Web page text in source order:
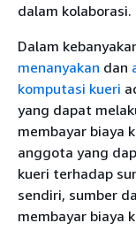
dalam kolaborasi.
Dalam
menanyakan dan
komputasi kueri
yang dapat
membayar biaya
anggota yang
kueri terhadap
sendiri, sumber
membayar biaya